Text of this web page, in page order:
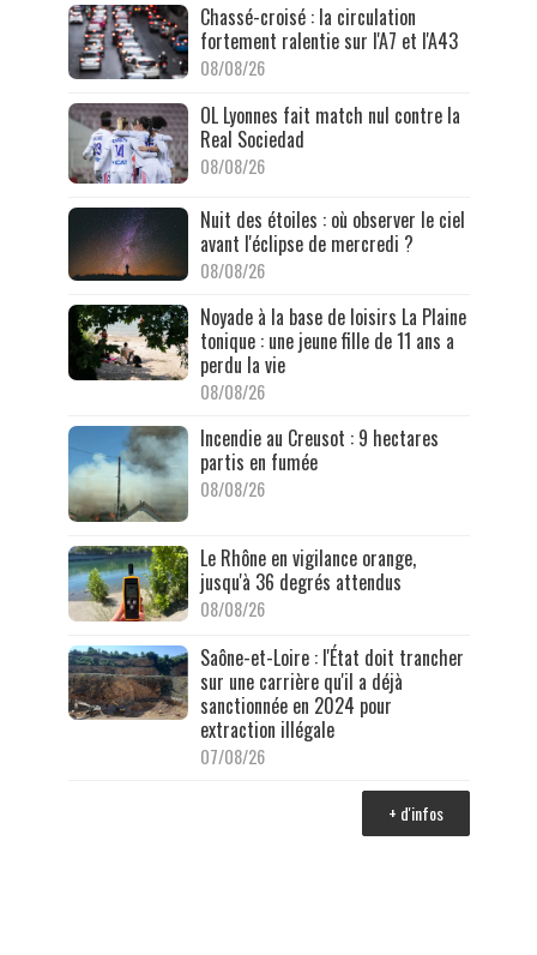
Chassé-croisé : la circulation
fortement ralentie sur l'A7 et l'A43
08/08/26
OL Lyonnes fait match nul contre la
Real Sociedad
08/08/26
Nuit des étoiles : où observer le ciel
avant l'éclipse de mercredi ?
08/08/26
Noyade à la base de loisirs La Plaine
tonique : une jeune fille de 11 ans a
perdu la vie
08/08/26
Incendie au Creusot : 9 hectares
partis en fumée
08/08/26
Le Rhône en vigilance orange,
jusqu'à 36 degrés attendus
08/08/26
Saône-et-Loire : l'État doit trancher
sur une carrière qu'il a déjà
sanctionnée en 2024 pour
extraction illégale
07/08/26
+ d'infos